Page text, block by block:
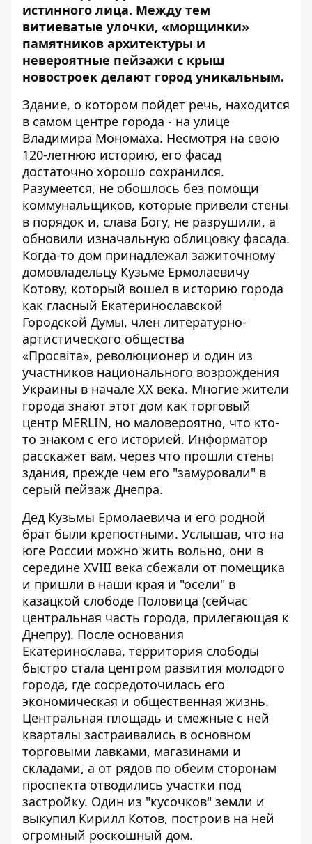
истинного лица. Между тем
витиеватые улочки, «морщинки»
памятников архитектуры и
невероятные пейзажи с крыш
новостроек делают город уникальным.
Здание, о котором пойдет речь, находится
в самом центре города - на улице
Владимира Мономаха. Несмотря на свою
120-летнюю историю, его фасад
достаточно хорошо сохранился.
Разумеется, не обошлось без помощи
коммунальщиков, которые привели стены
в порядок и, слава Богу, не разрушили, а
обновили изначальную облицовку фасада.
Когда-то дом принадлежал зажиточному
домовладельцу Кузьме Ермолаевичу
Котову, который вошел в историю города
как гласный Екатеринославской
Городской Думы, член литературно-
артистического общества
«Просвіта», революционер и один из
участников национального возрождения
Украины в начале ХХ века. Многие жители
города знают этот дом как торговый
центр MERLIN, но маловероятно, что кто-
то знаком с его историей. Информатор
расскажет вам, через что прошли стены
здания, прежде чем его "замуровали" в
серый пейзаж Днепра.
Дед Кузьмы Ермолаевича и его родной
брат были крепостными. Услышав, что на
юге России можно жить вольно, они в
середине XVIII века сбежали от помещика
и пришли в наши края и "осели" в
казацкой слободе Половица (сейчас
центральная часть города, прилегающая к
Днепру). После основания
Екатеринослава, территория слободы
быстро стала центром развития молодого
города, где сосредоточилась его
экономическая и общественная жизнь.
Центральная площадь и смежные с ней
кварталы застраивались в основном
торговыми лавками, магазинами и
складами, а от рядов по обеим сторонам
проспекта отводились участки под
застройку. Один из "кусочков" земли и
выкупил Кирилл Котов, построив на ней
огромный роскошный дом.